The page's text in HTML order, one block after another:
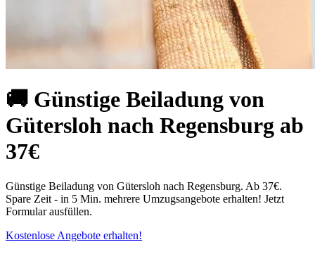
🚚 Günstige Beiladung von
Gütersloh nach Regensburg ab
37€
Günstige Beiladung von Gütersloh nach Regensburg. Ab 37€.
Spare Zeit - in 5 Min. mehrere Umzugsangebote erhalten! Jetzt
Formular ausfüllen.
Kostenlose Angebote erhalten!